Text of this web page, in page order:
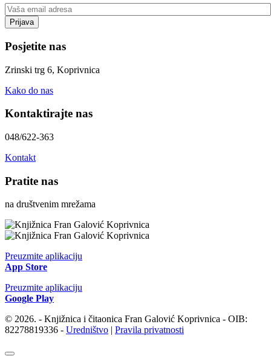
Posjetite nas
Zrinski trg 6, Koprivnica
Kako do nas
Kontaktirajte nas
048/622-363
Kontakt
Pratite nas
na društvenim mrežama
Preuzmite aplikaciju
App Store
Preuzmite aplikaciju
Google Play
© 2026. - Knjižnica i čitaonica Fran Galović Koprivnica - OIB:
82278819336 - Uredništvo | Pravila privatnosti